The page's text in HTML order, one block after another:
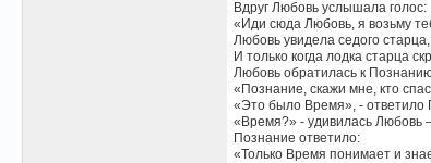
Вдруг Любовь услышала голос:
«Иди сюда Любовь, я возьму
Любовь увидела седого
И только когда лодка старца
Любовь обратилась к
«Познание, скажи мне, кто
«Это было Время», - ответило
«Время?» - удивилась Любовь
Познание ответило:
«Только Время понимает и